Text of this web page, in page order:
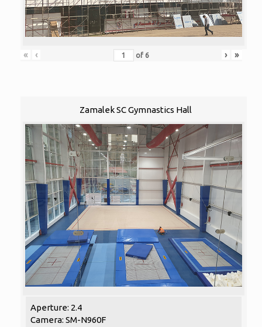
« ‹ of 6 › »
Zamalek SC Gymnastics Hall
Aperture: 2.4
Camera: SM-N960F